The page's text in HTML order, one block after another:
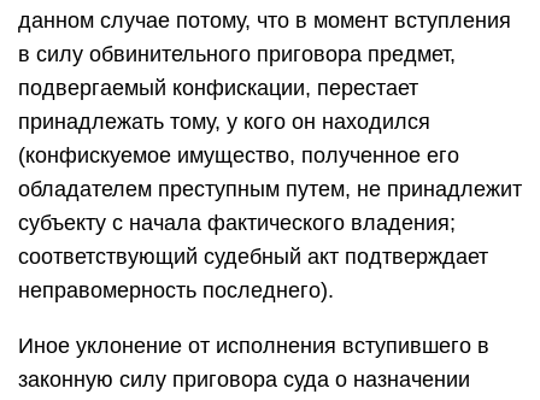
данном случае потому, что в момент вступления
в силу обвинительного приговора предмет,
подвергаемый конфискации, перестает
принадлежать тому, у кого он находился
(конфискуемое имущество, полученное его
обладателем преступным путем, не принадлежит
субъекту с начала фактического владения;
соответствующий судебный акт подтверждает
неправомерность последнего).
Иное уклонение от исполнения вступившего в
законную силу приговора суда о назначении